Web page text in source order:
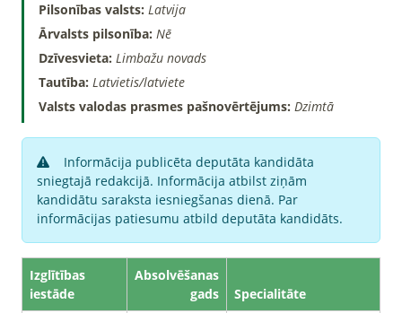
Pilsonības valsts: Latvija
Ārvalsts pilsonība: Nē
Dzīvesvieta: Limbažu novads
Tautība: Latvietis/latviete
Valsts valodas prasmes pašnovērtējums: Dzimtā
Informācija publicēta deputāta kandidāta
sniegtajā redakcijā. Informācija atbilst ziņām
kandidātu saraksta iesniegšanas dienā. Par
informācijas patiesumu atbild deputāta kandidāts.
Izglītības
iestāde
Absolvēšanas
gads
Specialitāte